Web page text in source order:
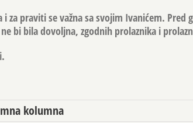
za praviti se važna sa svojim Ivanićem. Pred
bi bila dovoljna, zgodnih prolaznika i
kolumna